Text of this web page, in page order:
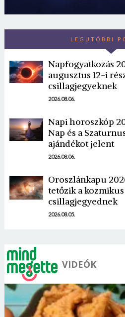
LEGUTÓBBI
Napfogyatkozás
augusztus 12-i
csillagjegyeknek
2026.08.06.
Napi horoszkóp
Nap és a
ajándékot jelent
2026.08.06.
Oroszlánkapu
tetőzik a
csillagjegyednek
2026.08.05.
VIDEÓK
Borsonline